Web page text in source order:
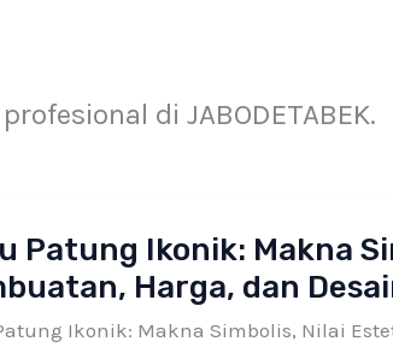
di JABODETABEK.
Patung Ikonik: Makna
Harga, dan
Ikonik: Makna Simbolis, Nilai